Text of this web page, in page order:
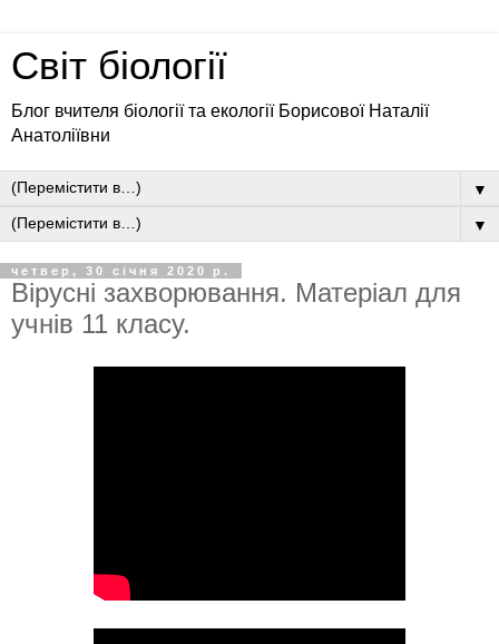
Світ біології
Блог вчителя біології та екології Борисової Наталії
Анатоліївни
▼
▼
четвер, 30 січня 2020 р.
Вірусні захворювання. Матеріал для
учнів 11 класу.